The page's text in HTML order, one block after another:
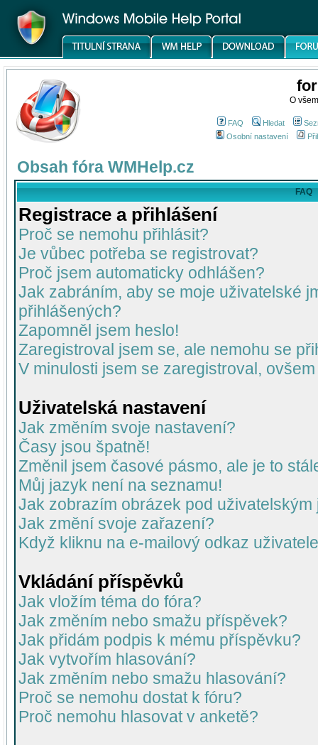
O
FAQ Hledat
Osobní nastavení
Obsah fóra WMHelp.cz
FAQ
Registrace a přihlášení
Proč se nemohu přihlásit?
Je vůbec potřeba se registrovat?
Proč jsem automaticky odhlášen?
Jak zabráním, aby se moje uživatelské
přihlášených?
Zapomněl jsem heslo!
Zaregistroval jsem se, ale nemohu se
V minulosti jsem se zaregistroval,
Uživatelská nastavení
Jak změním svoje nastavení?
Časy jsou špatně!
Změnil jsem časové pásmo, ale je to
Můj jazyk není na seznamu!
Jak zobrazím obrázek pod uživatelským
Jak změní svoje zařazení?
Když kliknu na e-mailový odkaz
Vkládání příspěvků
Jak vložím téma do fóra?
Jak změním nebo smažu příspěvek?
Jak přidám podpis k mému příspěvku?
Jak vytvořím hlasování?
Jak změním nebo smažu hlasování?
Proč se nemohu dostat k fóru?
Proč nemohu hlasovat v anketě?